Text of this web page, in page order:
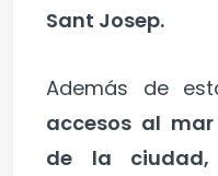
Sant Josep.
Además de
accesos al
de la ciudad,